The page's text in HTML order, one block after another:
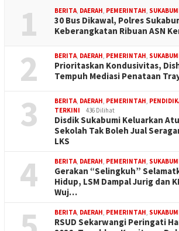
1 BERITA DAERAH PEMERINTAH
30 Bus Dikawal, Polres
Keberangkatan Ribuan ASN
2 BERITA DAERAH PEMERINTAH
Prioritaskan Kondusivitas,
Tempuh Mediasi Penataan
3 BERITA DAERAH PEMERINTAH
TERKINI
436 Dilihat
Disdik Sukabumi Keluarkan
Sekolah Tak Boleh Jual
LKS
4 BERITA DAERAH PEMERINTAH
Gerakan “Selingkuh”
Hidup, LSM Dampal Jurig dan
Wuj…
BERITA DAERAH PEMERINTAH
RSUD Sekarwangi Peringati